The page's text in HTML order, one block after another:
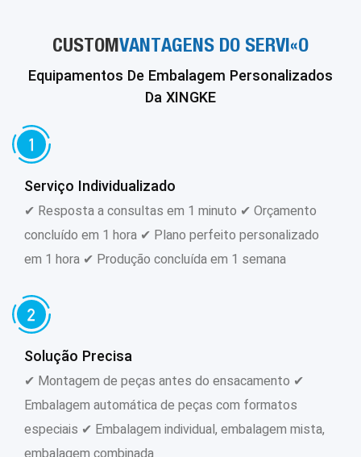
CUSTOMVANTAGENS DO SERVIÇO
Equipamentos De Embalagem Personalizados
Da XINGKE
Serviço Individualizado
✔ Resposta a consultas em 1 minuto ✔ Orçamento
concluído em 1 hora ✔ Plano perfeito personalizado
em 1 hora ✔ Produção concluída em 1 semana
Solução Precisa
✔ Montagem de peças antes do ensacamento ✔
Embalagem automática de peças com formatos
especiais ✔ Embalagem individual, embalagem mista,